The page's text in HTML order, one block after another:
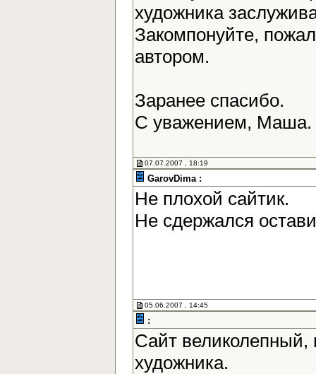
художника
Закомпонуйте,
автором.
Заранее спасибо.
С уважением, Маша.
07.07.2007 , 18:19
GarovDima :
Не плохой сайтик.
Не сдержался
05.06.2007 , 14:45
:
Сайт великолепный,
художника.